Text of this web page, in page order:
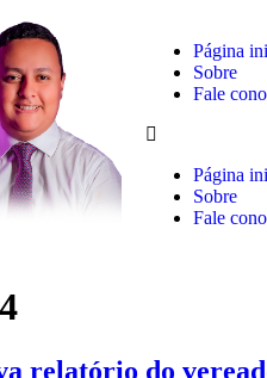
Página
Sobre
Fale
Página
Sobre
Fale
relatório do